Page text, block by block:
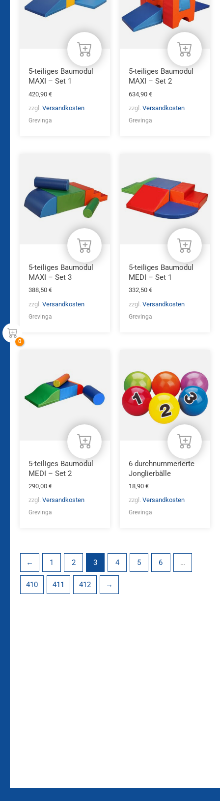
5-teiliges Baumodul
MAXI – Set 1
420,90 €
zzgl. Versandkosten
Grevinga
5-teiliges Baumodul
MAXI – Set 2
634,90 €
zzgl. Versandkosten
Grevinga
5-teiliges Baumodul
MAXI – Set 3
388,50 €
zzgl. Versandkosten
Grevinga
5-teiliges Baumodul
MEDI – Set 1
332,50 €
zzgl. Versandkosten
Grevinga
5-teiliges Baumodul
MEDI – Set 2
290,00 €
zzgl. Versandkosten
Grevinga
6 durchnummerierte
Jonglierbälle
18,90 €
zzgl. Versandkosten
Grevinga
← 1 2 3 4 5 6 …
410 411 412 →